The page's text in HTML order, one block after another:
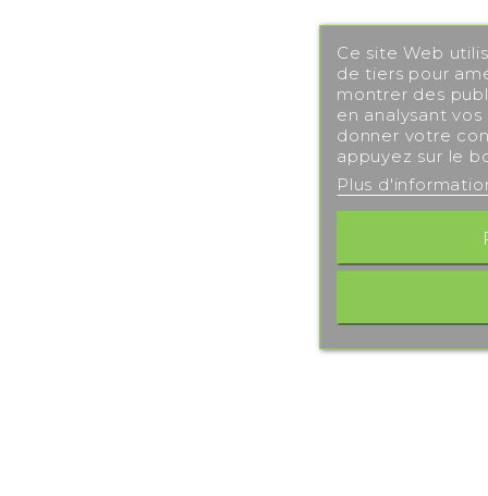
Ce site Web
de tiers pour
montrer des
en analysant
donner votre
appuyez sur le
Plus